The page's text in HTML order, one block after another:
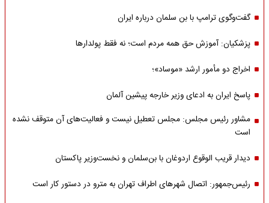
گفت‌وگوی ترامپ با بن سلمان درباره ایران
پزشکیان: آموزش حق همه مردم است؛ نه فقط پولدارها
اخراج دو مأمور ارشد «موساد»؛
پاسخ ایران به ادعای وزیر خارجه پیشین آلمان
مشاور رئیس مجلس: مجلس تعطیل نیست و فعالیت‌های آن متوقف نشده
است
دیدار قریب الوقوع اردوغان با بن‌سلمان و نخست‌وزیر پاکستان
رئیس‌جمهور: اتصال شهرهای اطراف تهران به مترو در دستور کار است